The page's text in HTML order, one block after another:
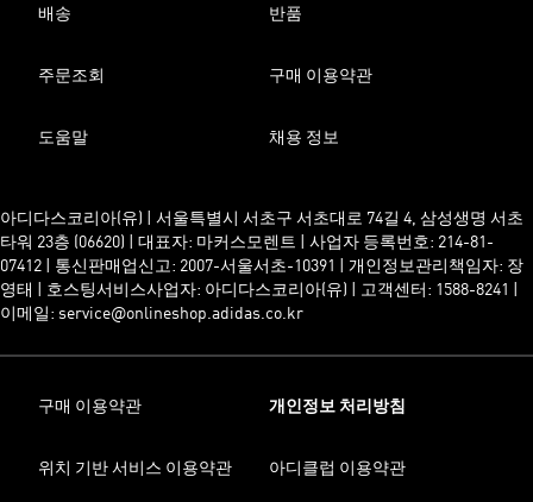
배송 반품
주문조회 구매 이용약관
도움말 채용 정보
아디다스코리아(유) | 서울특별시 서초구 서초대로 74길 4, 삼성생명 서초
타워 23층 (06620) | 대표자: 마커스모렌트 | 사업자 등록번호: 214-81-
07412 | 통신판매업신고: 2007-서울서초-10391 | 개인정보관리책임자: 장
영태 | 호스팅서비스사업자: 아디다스코리아(유) | 고객센터: 1588-8241 |
이메일: service@onlineshop.adidas.co.kr
구매 이용약관 개인정보 처리방침
위치 기반 서비스 이용약관 아디클럽 이용약관